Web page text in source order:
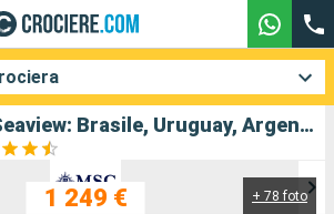
Crociera MSC Seaview: Brasile, Uruguay, Argentina in partenza da Buenos Aires
+ 78 foto
1 249 €